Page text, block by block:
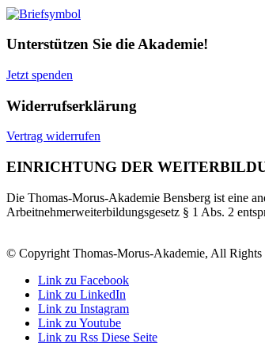
Unterstützen Sie die Akademie!
Jetzt spenden
Widerrufserklärung
Vertrag widerrufen
EINRICHTUNG DER
Die Thomas-Morus-Akademie Bensberg ist eine
Arbeitnehmerweiterbildungsgesetz § 1 Abs. 2
© Copyright Thomas-Morus-Akademie, All Rights
Link zu Facebook
Link zu LinkedIn
Link zu Instagram
Link zu Youtube
Link zu Rss Diese Seite